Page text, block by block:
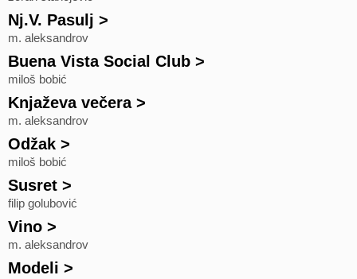
Nj.V. Pasulj >
m. aleksandrov
Buena Vista Social Club >
miloš bobić
Knjaževa večera>
m. aleksandrov
Odžak >
miloš bobić
Susret >
filip golubović
Vino >
m. aleksandrov
Modeli >